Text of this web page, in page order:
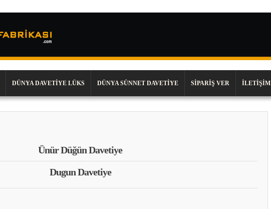
DÜNYA DAVETIYE LÜKS DÜNYA SÜNNET DAVETIYE SIPARIŞ VER İLETIŞIM
Ünür Düğün Davetiye
Dugun Davetiye